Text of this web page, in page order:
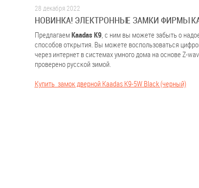
28 декабря 2022
НОВИНКА! ЭЛЕКТРОННЫЕ ЗАМКИ ФИРМЫ
ПредлагаемKaadas K9, с ним вы можете забыть о
способов открытия. Вы можете воспользоваться
через интернет в системах умного дома на основе Z-
проверено русской зимой.
Купить замок дверной Kaadas K9-5W Black (черный)